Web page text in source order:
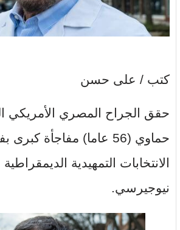
كتب / على حسن
حقق الجراح المصري الأمريكي
حماوي (56 عاما) مفاجأة
الانتخابات التمهيدية الديمقراطية
نيوجيرسي.